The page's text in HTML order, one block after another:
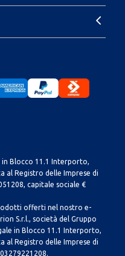
in Blocco 11.1 Interporto,
al Registro delle Imprese di
capitale sociale €
offerti nel nostro e-
S.r.l., società del Gruppo
in Blocco 11.1 Interporto,
al Registro delle Imprese di